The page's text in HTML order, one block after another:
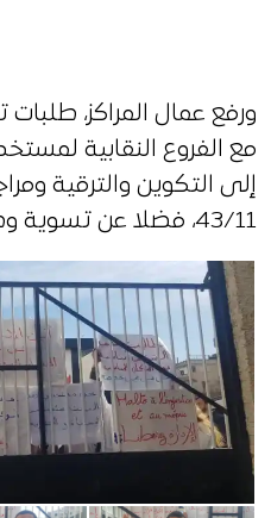
ورفع عمال المراكز،
مع الفروع النقابية
إلى التكوين والترقية
43/11، فضلا عن تسوية وضعية أعون الأمن.